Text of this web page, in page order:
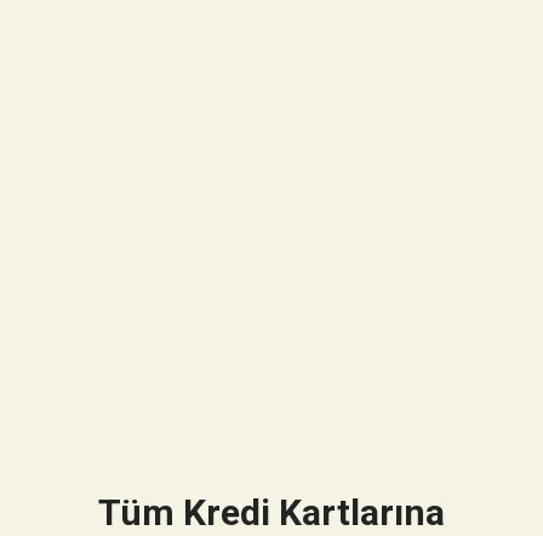
Tüm Kredi Kartlarına